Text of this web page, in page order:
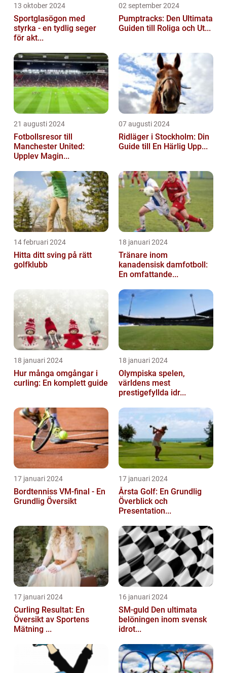
13 oktober 2024
Sportglasögon med
styrka - en tydlig seger
för akt...
02 september 2024
Pumptracks: Den Ultimata
Guiden till Roliga och Ut...
21 augusti 2024
Fotbollsresor till
Manchester United:
Upplev Magin...
07 augusti 2024
Ridläger i Stockholm: Din
Guide till En Härlig Upp...
14 februari 2024
Hitta ditt sving på rätt
golfklubb
18 januari 2024
Tränare inom
kanadensisk damfotboll:
En omfattande...
18 januari 2024
Hur många omgångar i
curling: En komplett guide
18 januari 2024
Olympiska spelen,
världens mest
prestigefyllda idr...
17 januari 2024
Bordtenniss VM-final - En
Grundlig Översikt
17 januari 2024
Årsta Golf: En Grundlig
Överblick och
Presentation...
17 januari 2024
Curling Resultat: En
Översikt av Sportens
Mätning ...
16 januari 2024
SM-guld Den ultimata
belöningen inom svensk
idrot...